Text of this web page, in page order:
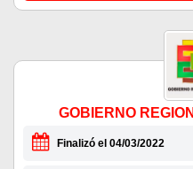
GOBIERNO
Finalizó el 04/03/2022